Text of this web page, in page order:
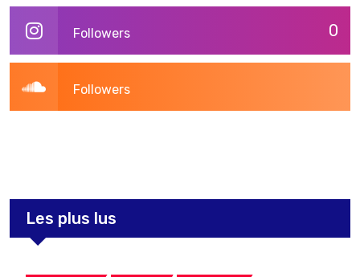
0
Followers
Followers
Les plus lus